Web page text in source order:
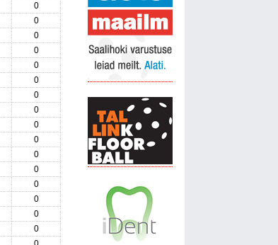
0
0
0
0
0
0
0
0
0
0
0
0
0
0
0
0